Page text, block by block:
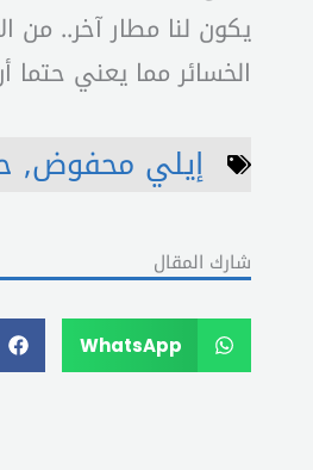
يكون لنا مطار آخر.. من
الخسائر مما يعني حتما
إيلي محفوض,
شارك المقال
WhatsApp